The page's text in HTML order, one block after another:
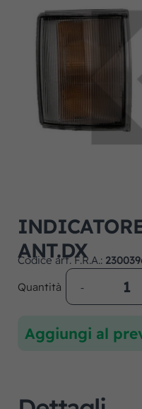
ANT.DX
Codice art. F.R.A.:
Quantità
Aggiungi al